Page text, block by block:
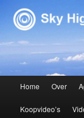
Sky
Spring naar de
Spring naar de
Home Over
Koopvideo’s